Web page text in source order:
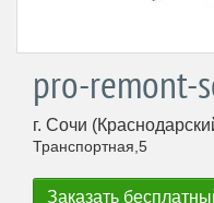
pro-remont-
г. Сочи
Транспортная,5